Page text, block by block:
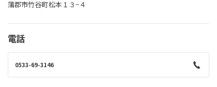
蒲郡市竹谷町松本１３−４
電話
0533-69-3146